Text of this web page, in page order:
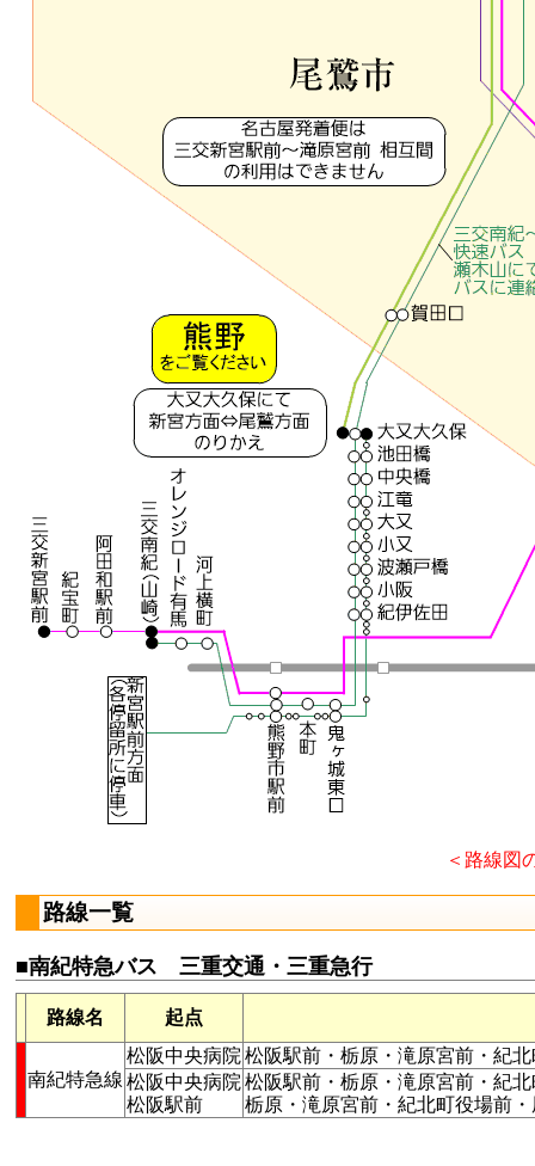
＜路線図
路線一覧
■南紀特急バス 三重交通・三重急行
路線名 起点
南紀特急線
松阪中央病院 松阪駅前・栃原・滝原宮前・紀
松阪中央病院
松阪駅前
松阪駅前・栃原・滝原宮前・紀
栃原・滝原宮前・紀北町役場前